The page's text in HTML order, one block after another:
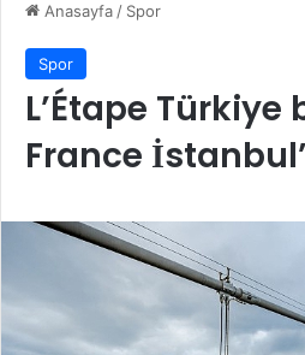
Anasayfa / Spor
Spor
L’Étape Türkiye
France